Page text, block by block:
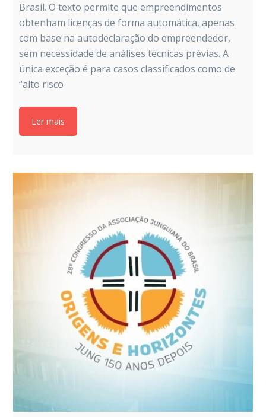
Brasil. O texto permite que empreendimentos
obtenham licenças de forma automática, apenas
com base na autodeclaração do empreendedor,
sem necessidade de análises técnicas prévias. A
única exceção é para casos classificados como de
“alto risco
Ler mais